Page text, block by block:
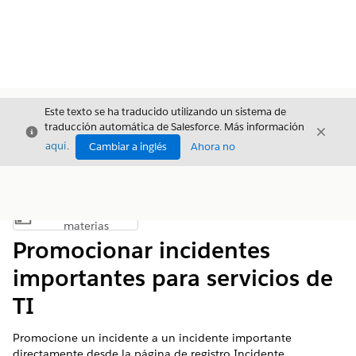
Cerrar
Este texto se ha traducido utilizando un sistema de
traducción automática de Salesforce. Más información
aquí. Cambiar a inglés Ahora no
Cerrar
Mostrar índice de materias
materias
Promocionar incidentes
importantes para servicios de
TI
Promocione un incidente a un incidente importante